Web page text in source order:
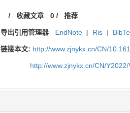
/ 收藏文章 0/ 推荐
导出引用管理器 EndNote | Ris |
链接本文: http://www.zjnykx.cn/CN/
http://www.zjnykx.cn/CN/